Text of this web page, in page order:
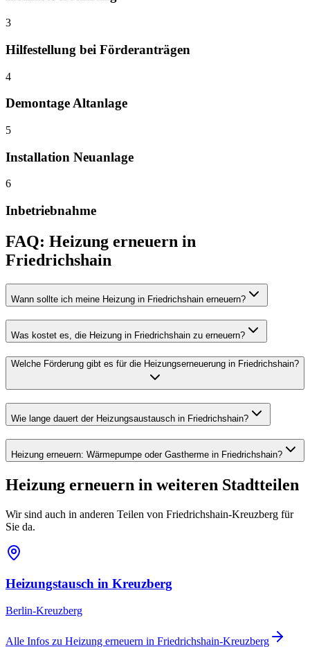
3
Hilfestellung bei Förderanträgen
4
Demontage Altanlage
5
Installation Neuanlage
6
Inbetriebnahme
FAQ: Heizung erneuern in
Friedrichshain
Wann sollte ich meine Heizung in Friedrichshain erneuern?
Was kostet es, die Heizung in Friedrichshain zu erneuern?
Welche Förderung gibt es für die Heizungserneuerung in Friedrichshain?
Wie lange dauert der Heizungsaustausch in Friedrichshain?
Heizung erneuern: Wärmepumpe oder Gastherme in Friedrichshain?
Heizung erneuern in weiteren Stadtteilen
Wir sind auch in anderen Teilen von Friedrichshain-Kreuzberg für
Sie da.
Heizungstausch in Kreuzberg
Berlin-Kreuzberg
Alle Infos zu Heizung erneuern in Friedrichshain-Kreuzberg